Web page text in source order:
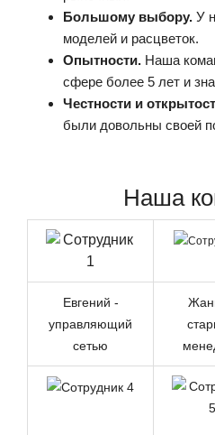
Большому выбору. У
моделей и расцветок.
Опытности. Наша
сфере более 5 лет и
Честности и
были довольны своей
Наша
Евгений -
управляющий
сетью